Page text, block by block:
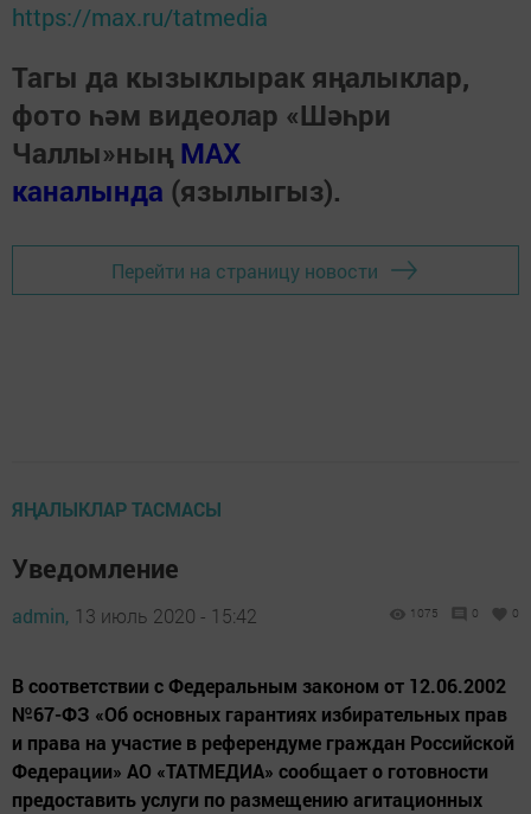
https://max.ru/tatmedia
Тагы да кызыклырак яңалыклар,
фото һәм видеолар «Шәһри
Чаллы»ның MAX
каналында (язылыгыз).
Перейти на страницу новости
ЯҢАЛЫКЛАР ТАСМАСЫ
Уведомление
admin, 13 июль 2020 - 15:42 1075 0 0
В соответствии с Федеральным законом от 12.06.2002
№67-ФЗ «Об основных гарантиях избирательных прав
и права на участие в референдуме граждан Российской
Федерации» АО «ТАТМЕДИА» сообщает о готовности
предоставить услуги по размещению агитационных